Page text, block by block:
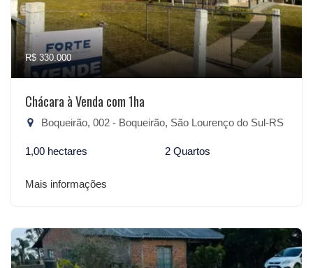
R$ 330.000
Chácara à Venda com 1ha
Boqueirão, 002 - Boqueirão, São Lourenço do Sul-RS
1,00 hectares 2 Quartos
Mais informações